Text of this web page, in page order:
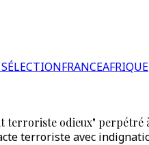
FRANCEAFRIQUE
terroriste odieux" perpétré
terroriste avec